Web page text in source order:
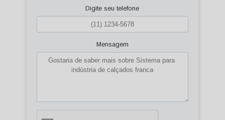
Digite seu telefone
Mensagem